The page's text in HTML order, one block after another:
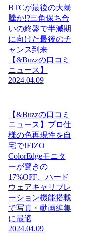
BTCが最後の大暴
騰か!?三角保ち合
いの終盤で半減期
に向けた最後のチ
ャンス到来
【&Buzzの口コミ
ニュース】
2024.04.09
【&Buzzの口コミ
ニュース】プロ仕
様の色再現性を自
宅で!EIZO
ColorEdgeモニタ
ーが驚きの
17%OFF、ハード
ウェアキャリブレ
ーション機能搭載
で写真・動画編集
に最適
2024.04.09